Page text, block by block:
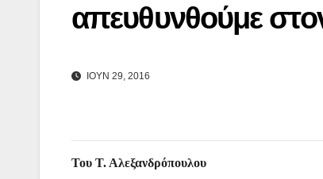
απευθυνθούμε
ΙΟΥΝ 29, 2016
Του Τ. Αλεξανδρόπουλου